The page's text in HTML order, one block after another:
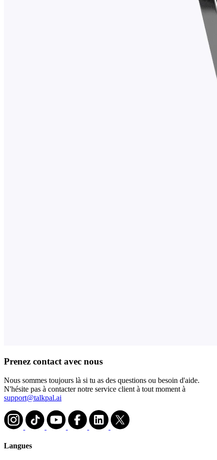
Prenez contact avec nous
Nous sommes toujours là si tu as des questions ou besoin d'aide.
N'hésite pas à contacter notre service client à tout moment à
support@talkpal.ai
Langues